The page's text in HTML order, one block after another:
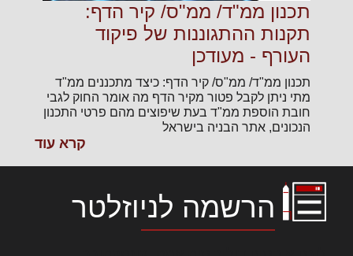
תכנון ממ"ד/ ממ"ס/ קיר הדף:
תקנות ההתגוננות של פיקוד
העורף - מעודכן
תכנון ממ"ד/ ממ"ס/ קיר הדף: כיצד מתכננים ממ"ד
מתי ניתן לקבל פטור מקיר הדף מה אומר החוק לגבי
חובת הוספת ממ"ד בעת שיפוצים מהם פרטי התכנון
הנכונים, אתר הבניה בישראל
קרא עוד
הרשמה לניוזלטר